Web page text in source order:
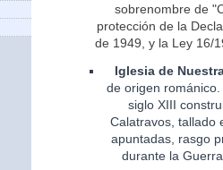
sobrenombre de
protección de la
de 1949, y la Ley 16/
Iglesia de
deorigen
siglo XIII
Calatravos, tallado
apuntadas, rasgo
durante la